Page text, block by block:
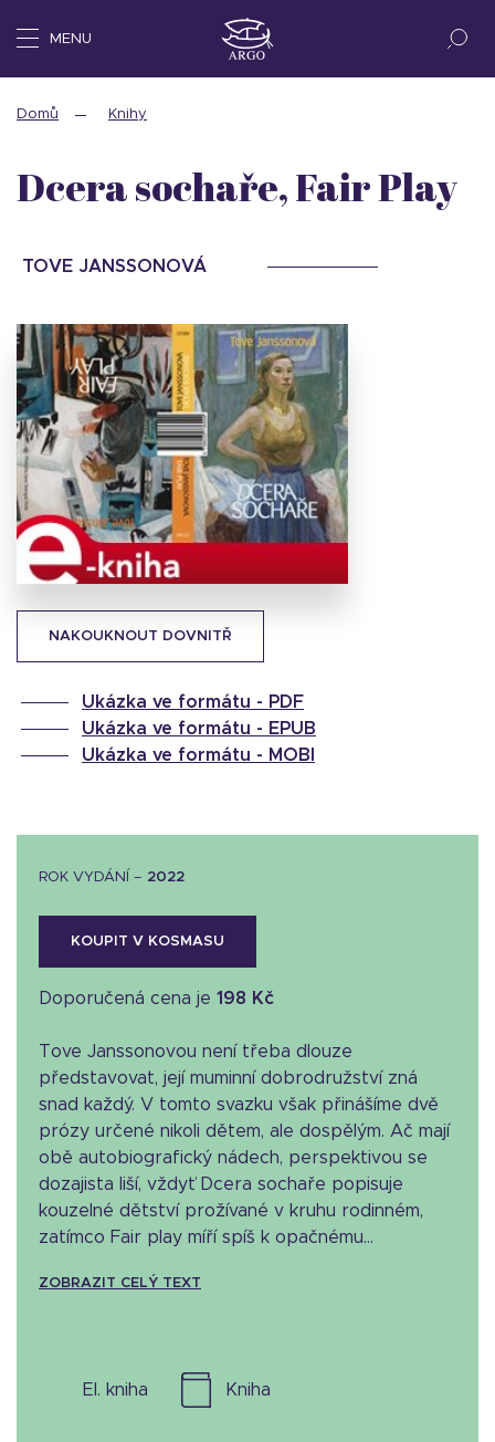
MENU
Domů Knihy
NAKOUKNOUT DOVNITŘ
Ukázka ve formátu - PDF
Ukázka ve formátu - EPUB
Ukázka ve formátu - MOBI
Dcera sochaře, Fair Play
TOVE JANSSONOVÁ
ROK VYDÁNÍ – 2022
KOUPIT V KOSMASU
Doporučená cena je 198 Kč
Tove Janssonovou není třeba dlouze
představovat, její muminní dobrodružství zná
snad každý. V tomto svazku však přinášíme dvě
prózy určené nikoli dětem, ale dospělým. Ač mají
obě autobiografický nádech, perspektivou se
dozajista liší, vždyť Dcera sochaře popisuje
kouzelné dětství prožívané v kruhu rodinném,
zatímco Fair play míří spíš k opačnému...
ZOBRAZIT CELÝ TEXT
el. kniha kniha